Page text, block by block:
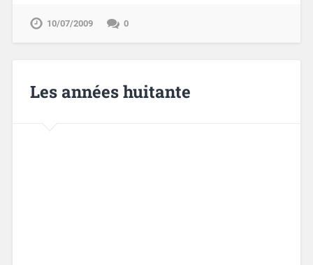
10/07/2009 0
Les années huitante